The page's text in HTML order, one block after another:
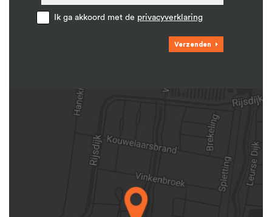
Ik ga akkoord met de privacyverklaring
Verzenden